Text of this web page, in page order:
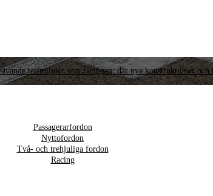
testmiljöer som racingen, där nya konstruktioner och
Passagerarfordon
Nyttofordon
Två- och trehjuliga fordon
Racing